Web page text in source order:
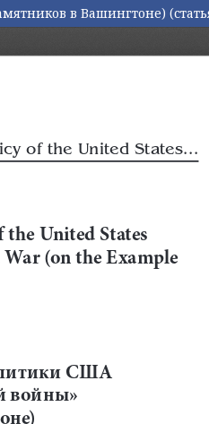
в Вашингтоне)